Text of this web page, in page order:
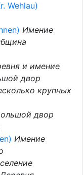
Wehlau)
Имение
и имение
двор
крупных
двор
Имение